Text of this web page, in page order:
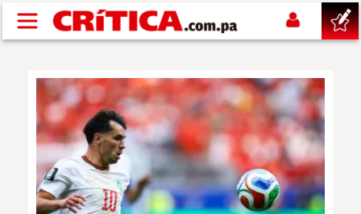
Pasar al contenido principal
SUCESOS
NACIONAL
POLÍTICA